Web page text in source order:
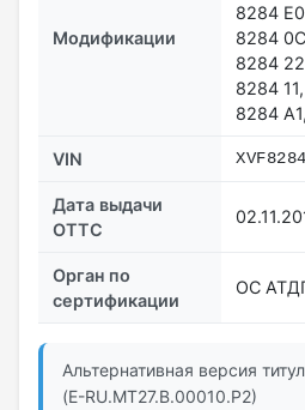
Модификации
8284
8284
8284
8284
8284
VIN
Дата выдачи
ОТТС
Орган по
сертификации
ОС
Альтернативная версия
(Е-RU.МТ27.B.00010.Р2)